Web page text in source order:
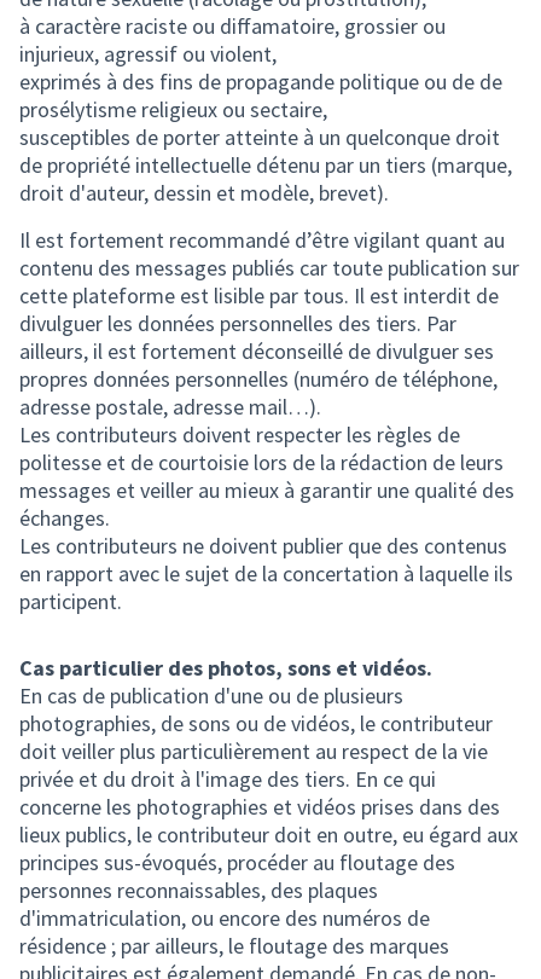
à caractère raciste ou diffamatoire, grossier ou
injurieux, agressif ou violent,
exprimés à des fins de propagande politique ou de de
prosélytisme religieux ou sectaire,
susceptibles de porter atteinte à un quelconque droit
de propriété intellectuelle détenu par un tiers (marque,
droit d'auteur, dessin et modèle, brevet).
Il est fortement recommandé d’être vigilant quant au
contenu des messages publiés car toute publication sur
cette plateforme est lisible par tous. Il est interdit de
divulguer les données personnelles des tiers. Par
ailleurs, il est fortement déconseillé de divulguer ses
propres données personnelles (numéro de téléphone,
adresse postale, adresse mail…).
Les contributeurs doivent respecter les règles de
politesse et de courtoisie lors de la rédaction de leurs
messages et veiller au mieux à garantir une qualité des
échanges.
Les contributeurs ne doivent publier que des contenus
en rapport avec le sujet de la concertation à laquelle ils
participent.
Cas particulier des photos, sons et vidéos.
En cas de publication d'une ou de plusieurs
photographies, de sons ou de vidéos, le contributeur
doit veiller plus particulièrement au respect de la vie
privée et du droit à l'image des tiers. En ce qui
concerne les photographies et vidéos prises dans des
lieux publics, le contributeur doit en outre, eu égard aux
principes sus-évoqués, procéder au floutage des
personnes reconnaissables, des plaques
d'immatriculation, ou encore des numéros de
résidence ; par ailleurs, le floutage des marques